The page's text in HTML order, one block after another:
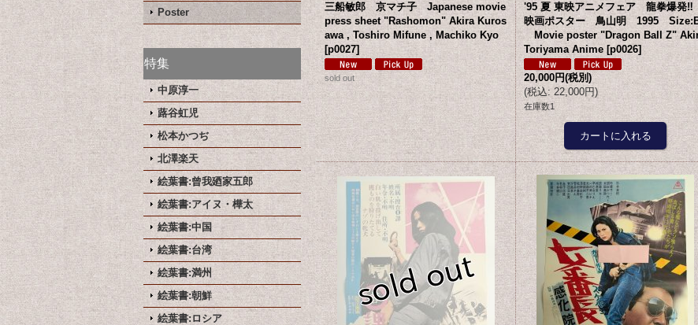
Poster
特集
中原淳一
蕗谷虹児
松本かつぢ
北澤楽天
絵葉書:曾我廼家五郎
絵葉書:アイヌ・樺太
絵葉書:中国
絵葉書:台湾
絵葉書:満州
絵葉書:朝鮮
絵葉書:ロシア
三船敏郎 京マチ子 Japanese movie
press sheet "Rashomon" Akira Kuros
awa , Toshiro Mifune , Machiko Kyo
[p0027]
sold out
'95 夏 東映アニメフェア 龍拳爆発‼
映画ポスター 鳥山明 1995
Movie poster "Dragon Ball Z"
Toriyama Anime [p0026]
20,000円(税別)
(税込: 22,000円)
在庫数1